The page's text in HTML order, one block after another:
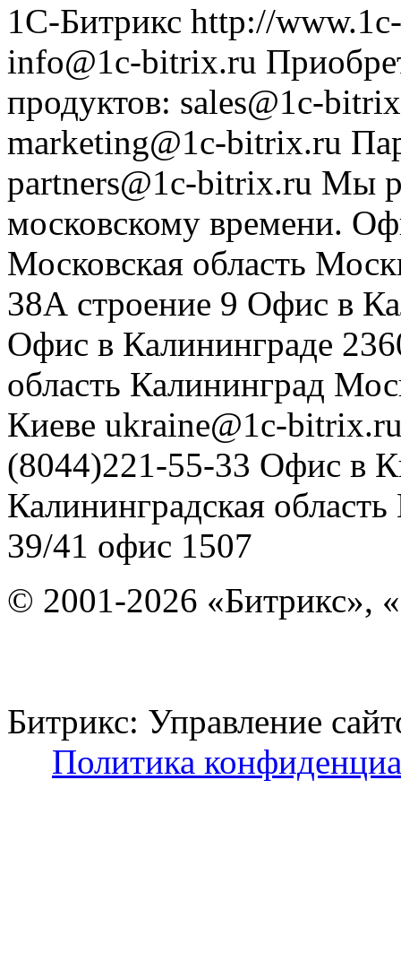
1С-Битрикс http://
info@1c-bitrix.ru
продуктов: sales@1c-
marketing@1c-bitrix.ru
partners@1c-bitrix.ru Мы
московскому времени.
Московская область
38А строение 9 Офис в
Офис в Калининграде
область Калининград
Киеве ukraine@1c-
(8044)221-55-33 Офис в
Калининградская область
39/41 офис 1507
© 2001-2026 «Битрикс»,
Битрикс: Управление
Политика